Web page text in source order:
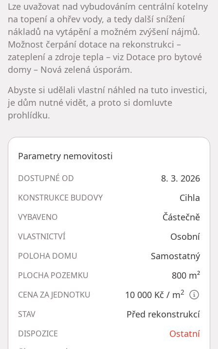
Lze uvažovat nad vybudováním centrální kotelny
na topení a ohřev vody, a tedy další snížení
nákladů na vytápění a možném zvýšení nájmů.
Možnost čerpání dotace na rekonstrukci –
zateplení a zdroje tepla – viz Dotace pro bytové
domy – Nová zelená úsporám.
Abyste si udělali vlastní náhled na tuto investici,
je dům nutné vidět, a proto si domluvte
prohlídku.
Parametry nemovitosti
DOSTUPNÉ OD 8. 3. 2026
KONSTRUKCE BUDOVY Cihla
VYBAVENO Částečně
VLASTNICTVÍ Osobní
POLOHA DOMU Samostatný
PLOCHA POZEMKU 800 m²
CENA ZA JEDNOTKU 10 000 Kč / m2
STAV Před rekonstrukcí
DISPOZICE Ostatní